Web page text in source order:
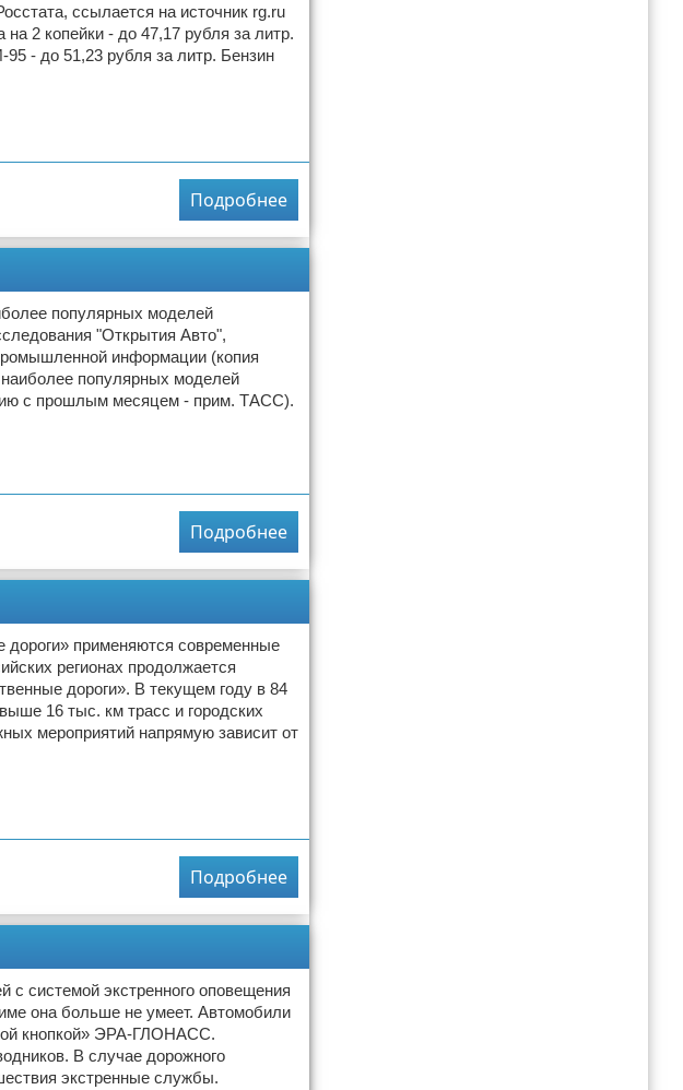
ссылается на источник rg.ru
2 копейки - до 47,17 рубля за литр.
- до 51,23 рубля за литр. Бензин
Подробнее
популярных моделей
"Открытия Авто",
информации (копия
популярных моделей
с прошлым месяцем - прим. ТАСС).
Подробнее
дороги» применяются современные
регионах продолжается
дороги». В текущем году в 84
16 тыс. км трасс и городских
мероприятий напрямую зависит от
Подробнее
системой экстренного оповещения
она больше не умеет. Автомобили
кнопкой» ЭРА-ГЛОНАСС.
В случае дорожного
экстренные службы.